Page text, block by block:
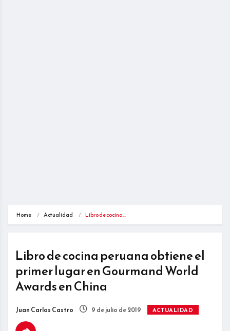
Home Actualidad Libro de cocina…
Libro de cocina peruana obtiene el
primer lugar en Gourmand World
Awards en China
Juan Carlos Castro 9 de julio de 2019 ACTUALIDAD